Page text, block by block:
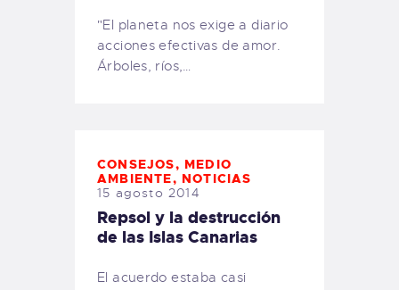
"El planeta nos exige a diario
acciones efectivas de amor.
Árboles, ríos,…
CONSEJOS, MEDIO
AMBIENTE, NOTICIAS
15 agosto 2014
Repsol y la destrucción
de las Islas Canarias
El acuerdo estaba casi